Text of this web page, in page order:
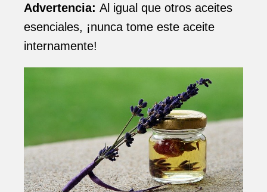
Advertencia: Al igual que otros aceites
esenciales, ¡nunca tome este aceite
internamente!